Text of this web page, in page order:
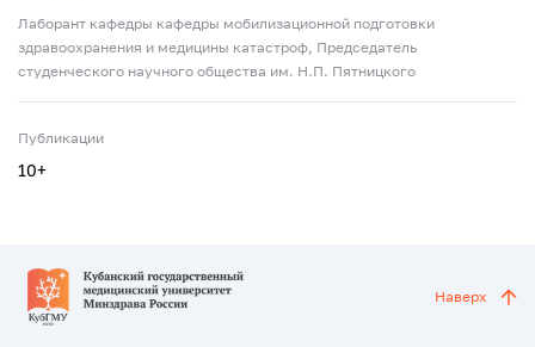
Лаборант кафедры кафедры мобилизационной подготовки
здравоохранения и медицины катастроф, Председатель
студенческого научного общества им. Н.П. Пятницкого
Публикации
10+
Наверх